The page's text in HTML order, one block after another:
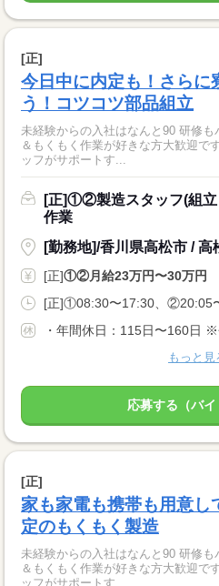
[正]
今日中に内定も！さらに
う！コツコツ部品組立
未経験からの入社はなんと90 研修
＆もくもく作業が好きな方大歓迎で
ッフがサポートす...
[正]①②製造スタッフ(組立
作業
[勤務地]/香川県高松市 / 高
[正]①②月給23万円〜30万円
[正]①08:30〜17:30、②20:05
もっと見
応募する（バイ
[正]
家も家電も携帯も用意し
定のもくもく製造
未経験からの入社はなんと90 研修
＆もくもく作業が好きな方大歓迎で
ッフがサポートす...